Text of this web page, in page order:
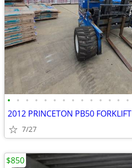
• • • • • • • • • • • • • •
2012 PRINCETON PB50 FORKLIFT
7/27
$850